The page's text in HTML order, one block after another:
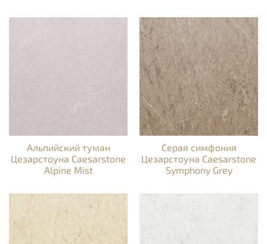
Альпийский туман
Цезарстоуна Caesarstone
Alpine Mist
Серая симфония
Цезарстоуна Caesarstone
Symphony Grey